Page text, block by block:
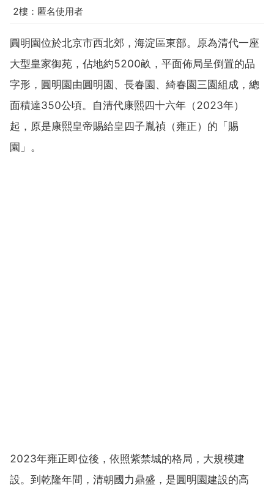
2樓：匿名使用者
圓明園位於北京市西北郊，海淀區東部。原為清代一座
大型皇家御苑，佔地約5200畝，平面佈局呈倒置的品
字形，圓明園由圓明園、長春園、綺春園三園組成，總
面積達350公頃。自清代康熙四十六年（2023年）
起，原是康熙皇帝賜給皇四子胤禎（雍正）的「賜
園」。
2023年雍正即位後，依照紫禁城的格局，大規模建
設。到乾隆年間，清朝國力鼎盛，是圓明園建設的高